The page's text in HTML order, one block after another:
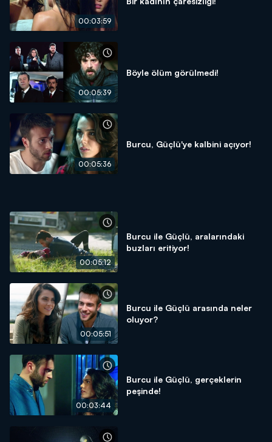
00:03:59
00:05:39
Böyle ölüm görülmedi!
00:05:36
Burcu, Güçlü'ye kalbini açıyor!
00:05:12
Burcu ile Güçlü, aralarındaki
buzları eritiyor!
00:05:51
Burcu ile Güçlü arasında neler
oluyor?
00:03:44
Burcu ile Güçlü, gerçeklerin
peşinde!